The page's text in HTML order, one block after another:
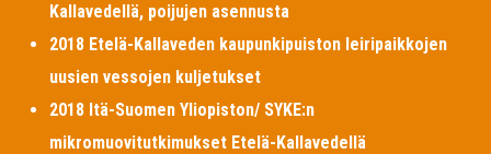
Kallavedellä, poijujen asennusta
2018 Etelä-Kallaveden kaupunkipuiston leiripaikkojen
uusien vessojen kuljetukset
2018 Itä-Suomen Yliopiston/ SYKE:n
mikromuovitutkimukset Etelä-Kallavedellä